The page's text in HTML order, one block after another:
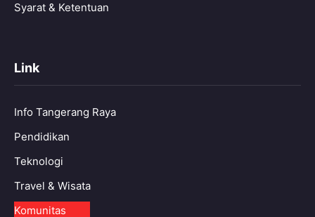
Syarat & Ketentuan
Link
Info Tangerang Raya
Pendidikan
Teknologi
Travel & Wisata
Komunitas